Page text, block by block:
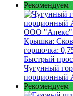
Рекомендуем
Быстрый
Чугунный
порционный
Рекомендуем